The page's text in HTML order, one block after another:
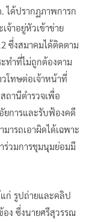
ได้ปรากฏภาพการก
จ้าอยู่หัวเข้าข่าย
ซึ่งสมาคมได้ติดตาม
ทำที่ไม่ถูกต้องตาม
โทษต่อเจ้าหน้าที่
ถานีตำรวจเพื่อ
ยการและรับฟ้องคดี
ารถเอาผิดได้เฉพาะ
ร่วมการชุมนุมย่อมมี
ก่ รูปถ่ายและคลิป
ง ซึ่งนายศรีสุวรรณ